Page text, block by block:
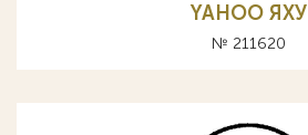
YAHOO ЯХУ
№ 211620